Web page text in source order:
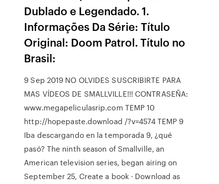
Dublado e Legendado. 1.
Informações Da Série: Título
Original: Doom Patrol. Título no
Brasil:
9 Sep 2019 NO OLVIDES SUSCRIBIRTE PARA
MAS VÍDEOS DE SMALLVILLE!!! CONTRASEÑA:
www.megapeliculasrip.com TEMP 10
http://hopepaste.download /?v=4574 TEMP 9
Iba descargando en la temporada 9, ¿qué
pasó? The ninth season of Smallville, an
American television series, began airing on
September 25, Create a book · Download as